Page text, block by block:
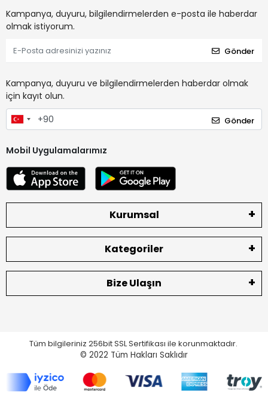
Kampanya, duyuru, bilgilendirmelerden e-posta ile haberdar
olmak istiyorum.
Gönder
Kampanya, duyuru ve bilgilendirmelerden haberdar olmak
için kayıt olun.
Gönder
Mobil Uygulamalarımız
Kurumsal
Kategoriler
Bize Ulaşın
Tüm bilgileriniz 256bit SSL Sertifikası ile korunmaktadır.
© 2022 Tüm Hakları Saklıdır